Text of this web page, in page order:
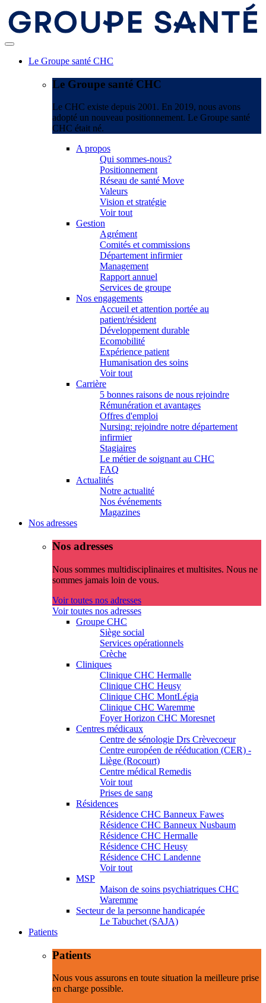
Le Groupe santé CHC
Le Groupe santé CHC
Le CHC existe depuis 2001. En 2019, nous avons
adopté un nouveau positionnement. Le Groupe santé
CHC était né.
A propos
Qui sommes-nous?
Positionnement
Réseau de santé Move
Valeurs
Vision et stratégie
Voir tout
Gestion
Agrément
Comités et commissions
Département infirmier
Management
Rapport annuel
Services de groupe
Nos engagements
Accueil et attention portée au
patient/résident
Développement durable
Ecomobilité
Expérience patient
Humanisation des soins
Voir tout
Carrière
5 bonnes raisons de nous rejoindre
Rémunération et avantages
Offres d'emploi
Nursing: rejoindre notre département
infirmier
Stagiaires
Le métier de soignant au CHC
FAQ
Actualités
Notre actualité
Nos événements
Magazines
Nos adresses
Nos adresses
Nous sommes multidisciplinaires et multisites. Nous ne
sommes jamais loin de vous.
Voir toutes nos adresses
Voir toutes nos adresses
Groupe CHC
Siège social
Services opérationnels
Crèche
Cliniques
Clinique CHC Hermalle
Clinique CHC Heusy
Clinique CHC MontLégia
Clinique CHC Waremme
Foyer Horizon CHC Moresnet
Centres médicaux
Centre de sénologie Drs Crèvecoeur
Centre européen de rééducation (CER) -
Liège (Rocourt)
Centre médical Remedis
Voir tout
Prises de sang
Résidences
Résidence CHC Banneux Fawes
Résidence CHC Banneux Nusbaum
Résidence CHC Hermalle
Résidence CHC Heusy
Résidence CHC Landenne
Voir tout
MSP
Maison de soins psychiatriques CHC
Waremme
Secteur de la personne handicapée
Le Tabuchet (SAJA)
Patients
Patients
Nous vous assurons en toute situation la meilleure prise
en charge possible.